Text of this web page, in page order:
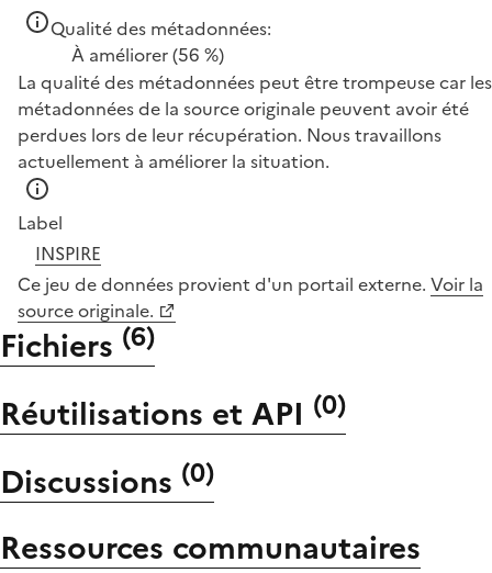
Qualité des métadonnées:
À améliorer(56 %)
La qualité des métadonnées peut être trompeuse car les
métadonnées de la source originale peuvent avoir été
perdues lors de leur récupération. Nous travaillons
actuellement à améliorer la situation.
Label
INSPIRE
Ce jeu de données provient d'un portail externe. Voir la
source originale.
Fichiers (6)
Réutilisations et API (0)
Discussions (0)
Ressources communautaires